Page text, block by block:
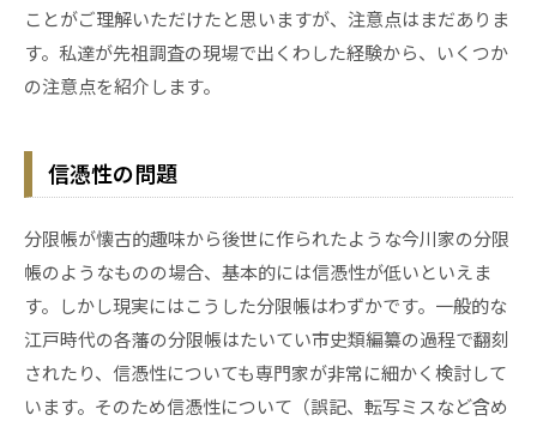
ことがご理解いただけたと思いますが、注意点はまだありま
す。私達が先祖調査の現場で出くわした経験から、いくつか
の注意点を紹介します。
信憑性の問題
分限帳が懐古的趣味から後世に作られたような今川家の分限
帳のようなものの場合、基本的には信憑性が低いといえま
す。しかし現実にはこうした分限帳はわずかです。一般的な
江戸時代の各藩の分限帳はたいてい市史類編纂の過程で翻刻
されたり、信憑性についても専門家が非常に細かく検討して
います。そのため信憑性について（誤記、転写ミスなど含め